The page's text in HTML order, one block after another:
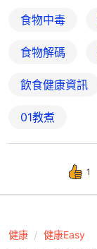
食物中毒
食物解碼
飲食健康資訊
01教煮
1
健康 健康Easy